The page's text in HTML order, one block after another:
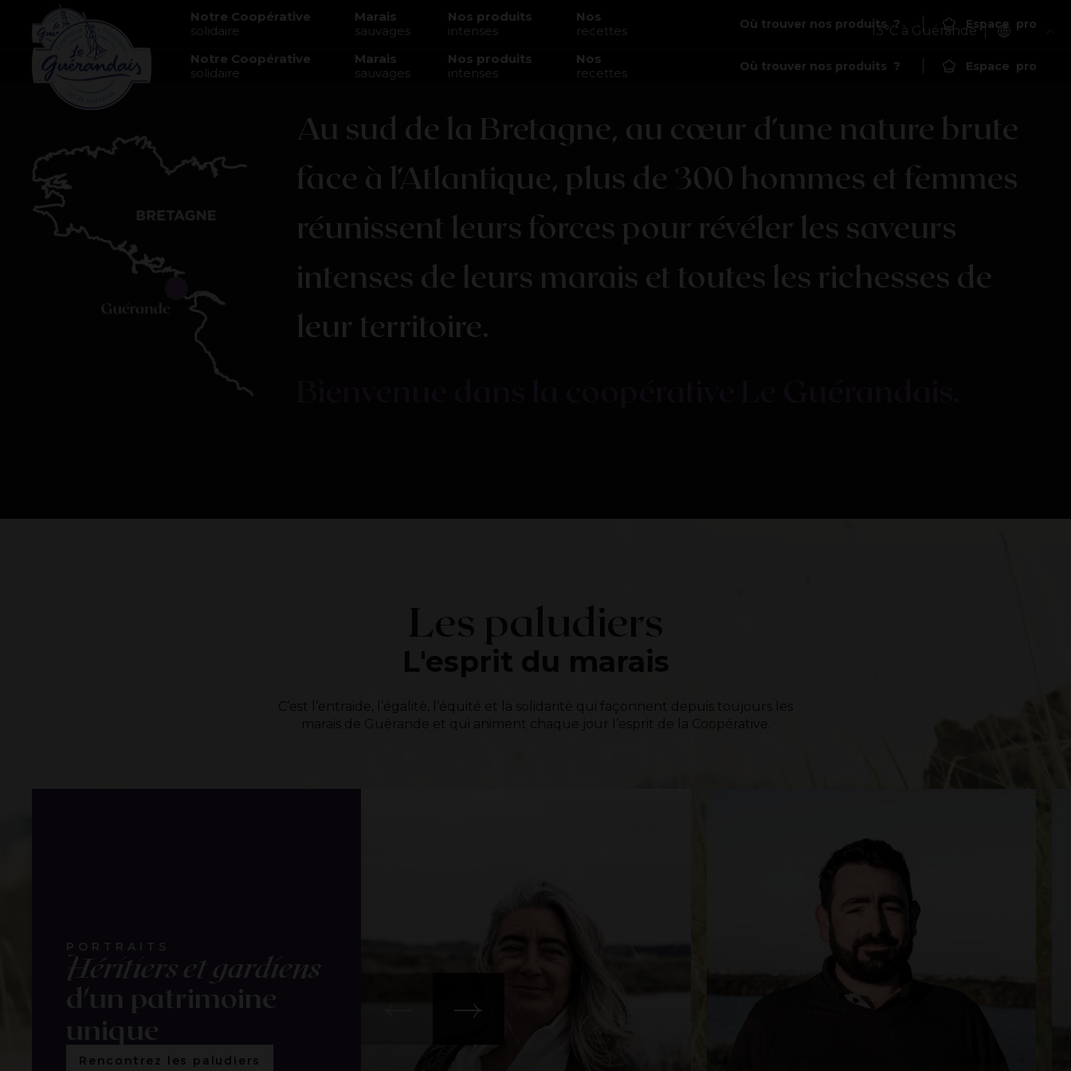
Notre Coopérative
solidaire
Marais
sauvages
Nos produits
intenses
Nos
recettes
Où trouver nos produits? Espace pro
13°C à Guérande
Notre Coopérative
solidaire
Marais
sauvages
Nos produits
intenses
Nos
recettes
Où trouver nos produits ? Espace pro
Vivre
c'est revenir à
l'essentiel
Au sud de la Bretagne, au cœur d’une nature brute
face à l’Atlantique, plus de 300 hommes et femmes
réunissent leurs forces pour révéler les saveurs
intenses de leurs marais et toutes les richesses de
leur territoire.
Les paludiers
L'esprit du marais
C’est l’entraide, l’égalité, l’équité et la solidarité qui façonnent depuis toujours les
marais de Guérande et qui animent chaque jour l’esprit de la Coopérative.
PORTRAITS
Héritiers et gardiens
d'un patrimoine
unique
Rencontrez les paludiers